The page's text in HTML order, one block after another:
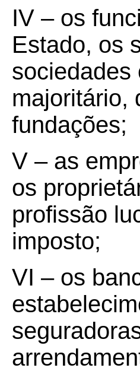
IV – os
Estado, os
sociedades
majoritário,
fundações;
V – as
os
profissão
imposto;
VI – os